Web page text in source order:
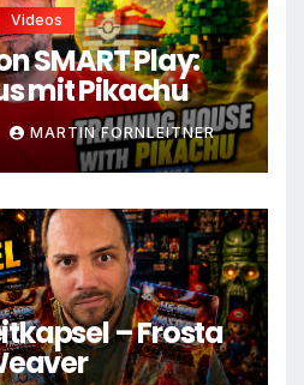
Videos
SMART Play:
mit Pikachu
MARTIN FORNLEITNER
– Frosta